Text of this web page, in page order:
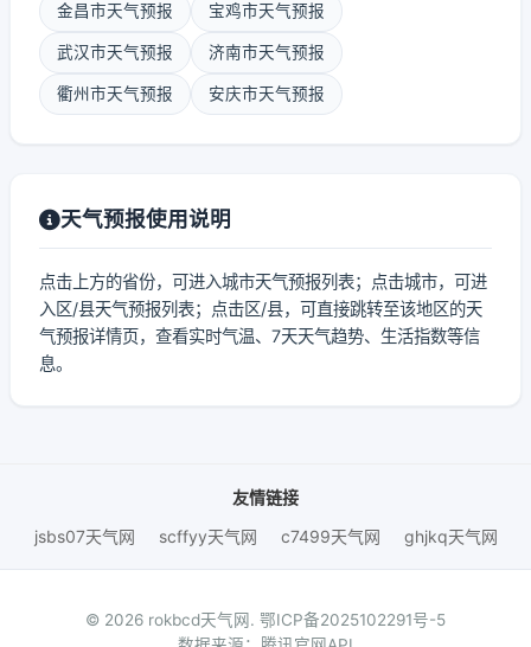
金昌市天气预报 宝鸡市天气预报
武汉市天气预报 济南市天气预报
衢州市天气预报 安庆市天气预报
天气预报使用说明
点击上方的省份，可进入城市天气预报列表；点击城市，可进
入区/县天气预报列表；点击区/县，可直接跳转至该地区的天
气预报详情页，查看实时气温、7天天气趋势、生活指数等信
息。
友情链接
jsbs07天气网
scffyy天气网 c7499天气网 ghjkq天气网
© 2026 rokbcd天气网. 鄂ICP备2025102291号-5